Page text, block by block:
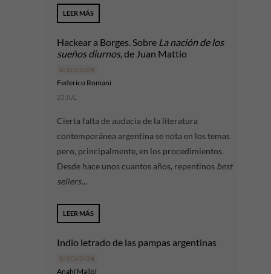
LEER MÁS
Hackear a Borges. Sobre La nación de los
sueños diurnos, de Juan Mattio
DISCUSIÓN
Federico Romani
23 JUL
Cierta falta de audacia de la literatura
contemporánea argentina se nota en los temas
pero, principalmente, en los procedimientos.
Desde hace unos cuantos años, repentinos best
sellers...
LEER MÁS
Indio letrado de las pampas argentinas
DISCUSIÓN
Anahí Mallol